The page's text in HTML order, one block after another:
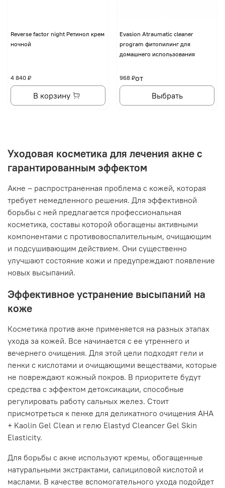
Reverse factor night Ретинол крем
ночной
4 840 ₽
В корзину
Evasion Atraumatic cleaner
program фитопилинг для
домашнего использования
от
968 ₽
Выбрать
Уходовая косметика для лечения акне с
гарантированным эффектом
Акне – распространенная проблема с кожей, которая
требует немедленного решения. Для эффективной
борьбы с ней предлагается профессиональная
косметика, составы которой обогащены активными
компонентами с противовоспалительным, очищающим
и подсушивающим действием. Они существенно
улучшают состояние кожи и предупреждают появление
новых высыпаний.
Эффективное устранение высыпаний на
коже
Косметика против акне применяется на разных этапах
ухода за кожей. Все начинается с ее утреннего и
вечернего очищения. Для этой цели подходят гели и
пенки с кислотами и очищающими веществами, которые
не повреждают кожный покров. В приоритете будут
средства с эффектом детоксикации, способные
регулировать работу сальных желез. Стоит
присмотреться к пенке для деликатного очищения AHA
+ Kaolin Gel Clean и гелю Elastyd Cleancer Gel Skin
Elasticity.
Для борьбы с акне используют кремы, обогащенные
натуральными экстрактами, салициловой кислотой и
маслами. В качестве вспомогательного ухода подойдет